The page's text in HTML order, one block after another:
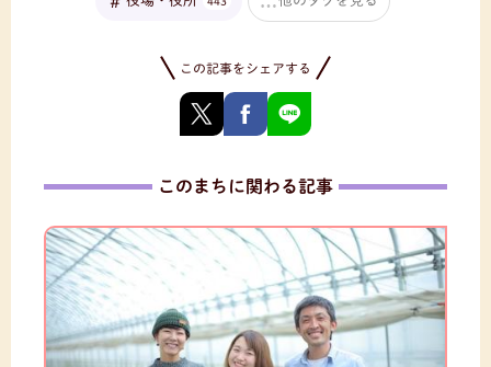
この記事をシェアする
このまちに関わる記事